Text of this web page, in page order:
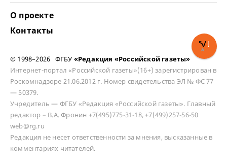
О проекте
Контакты
© 1998–2026 ФГБУ «Редакция «Российской газеты»
Интернет-портал «Российской газеты»(16+) зарегистрирован в
Роскомнадзоре 21.06.2012 г. Номер свидетельства ЭЛ № ФС 77
— 50379.
Учредитель — ФГБУ «Редакция «Российской газеты». Главный
редактор – В.А. Фронин +7(495)775-31-18, +7(499)257-56-50
web@rg.ru
Редакция не несет ответственности за мнения, высказанные в
комментариях читателей.